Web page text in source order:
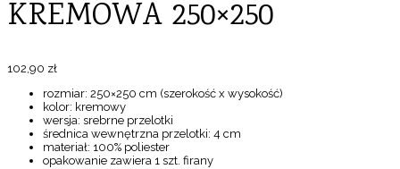
KREMOWA 250×250
102,90 zł
rozmiar: 250×250 cm (szerokość x wysokość)
kolor: kremowy
wersja: srebrne przelotki
średnica wewnętrzna przelotki: 4 cm
materiał: 100% poliester
opakowanie zawiera 1 szt. firany